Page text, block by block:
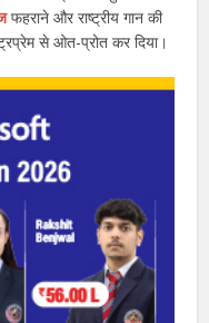
फहराने और राष्ट्रीय गान की
से ओत-प्रोत कर दिया।